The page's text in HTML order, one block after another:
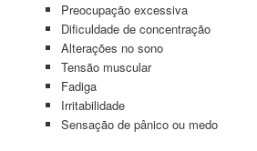
Preocupação excessiva
Dificuldade de concentração
Alterações no sono
Tensão muscular
Fadiga
Irritabilidade
Sensação de pânico ou medo